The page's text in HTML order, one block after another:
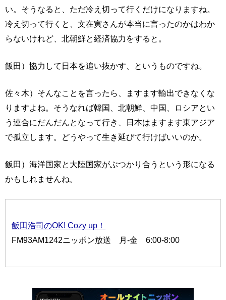
い。そうなると、ただ冷え切って行くだけになりますね。
冷え切って行くと、文在寅さんが本当に言ったのかはわか
らないけれど、北朝鮮と経済協力をすると。
飯田）協力して日本を追い抜かす、というものですね。
佐々木）そんなことを言ったら、ますます輸出できなくな
りますよね。そうなれば韓国、北朝鮮、中国、ロシアとい
う連合にだんだんとなって行き、日本はますます東アジア
で孤立します。どうやって生き延びて行けばいいのか。
飯田）海洋国家と大陸国家がぶつかり合うという形になる
かもしれませんね。
飯田浩司のOK! Cozy up！
FM93AM1242ニッポン放送 月-金 6:00-8:00